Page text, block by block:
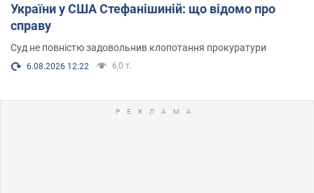
України у США Стефанішиній: що відомо про
справу
Суд не повністю задовольнив клопотання прокуратури
6.08.2026 12:22 6,0 т.